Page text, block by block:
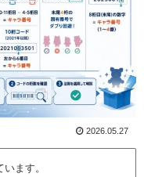
2026.05.27
ます。